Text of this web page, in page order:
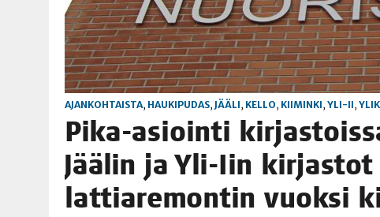
AJANKOHTAISTA, HAUKIPUDAS, JÄÄLI, KELLO, KIIMINKI, YLI-II,
Pika-asioin­ti
Jää­lin ja Yli-Iin
lat­tia­re­mon­tin vuok­si